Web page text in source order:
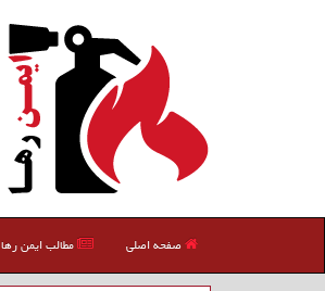
صفحه اصلی مطالب ایمن رها